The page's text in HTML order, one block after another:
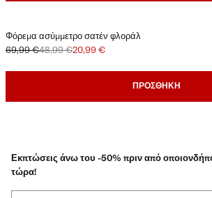
Φόρεμα ασύμμετρο σατέν φλοράλ
Αρχική τιμή με διαγραφή [69,99 € ]
69,99 €
Δεύτερη τιμή με διαγραφή [48,99 € ]
48,99 €
Ισχύουσα τιμή [20,99 € ]
20,99 €
ΠΡΟΣΘΉΚΗ
Εκπτώσεις άνω του -50% πριν από
τώρα!